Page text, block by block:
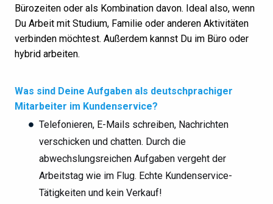
Bürozeiten oder als Kombination davon. Ideal also, wenn
Du Arbeit mit Studium, Familie oder anderen Aktivitäten
verbinden möchtest. Außerdem kannst Du im Büro oder
hybrid arbeiten.
Was sind Deine Aufgaben als deutschprachiger
Mitarbeiter im Kundenservice?
Telefonieren, E-Mails schreiben, Nachrichten
verschicken und chatten. Durch die
abwechslungsreichen Aufgaben vergeht der
Arbeitstag wie im Flug. Echte Kundenservice-
Tätigkeiten und kein Verkauf!